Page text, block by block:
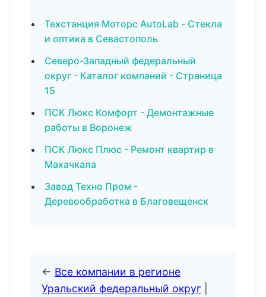
Техстанция Моторс AutoLab - Стекла
и оптика в Севастополь
Северо-Западный федеральный
округ - Каталог компаний - Страница
15
ПСК Люкс Комфорт - Демонтажные
работы в Воронеж
ПСК Люкс Плюс - Ремонт квартир в
Махачкала
Завод Техно Пром -
Деревообработка в Благовещенск
← Все компании в регионе
Уральский федеральный округ